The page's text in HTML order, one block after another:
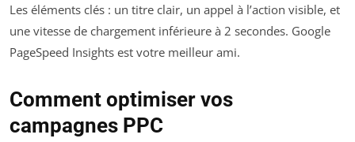
Les éléments clés : un titre clair, un appel à l’action visible, et
une vitesse de chargement inférieure à 2 secondes. Google
PageSpeed Insights est votre meilleur ami.
Comment optimiser vos
campagnes PPC